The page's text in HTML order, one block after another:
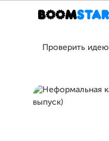
Проверить идею